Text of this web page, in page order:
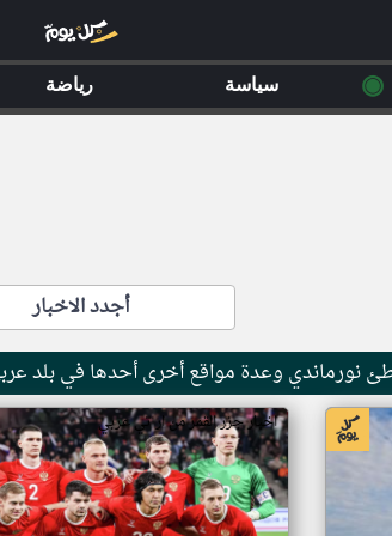
أجدد الاخبار
نورماندي وعدة مواقع أخرى أحدها في بلد
اخبار جزر القمر من ار تي عربي
◉ سياسة رياضة